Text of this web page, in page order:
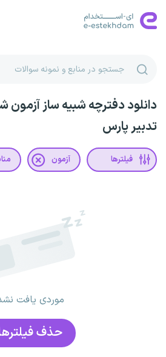
دانلود دفترچه شبیه ساز
تدبیر پارس
فیلترها آزمون
موردی یافت
حذف